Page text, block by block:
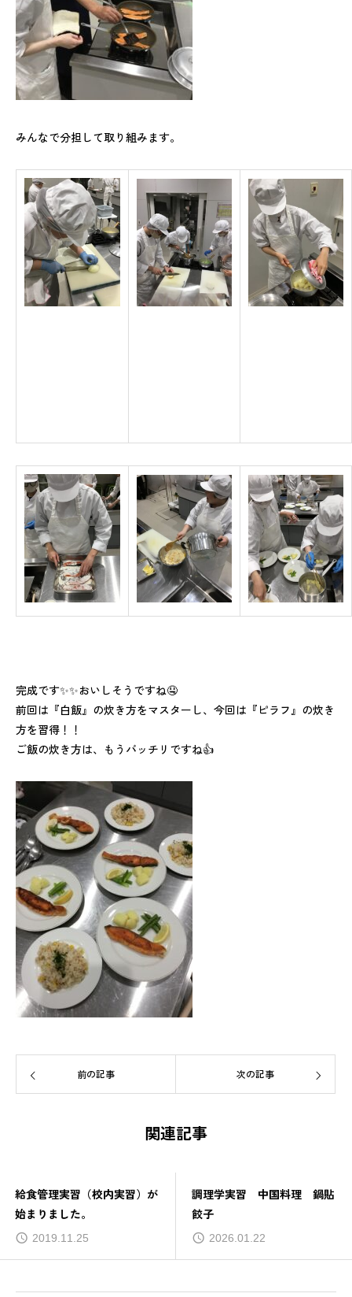
みんなで分担して取り組みます。
完成です✨✨おいしそうですね🤤
前回は『白飯』の炊き方をマスターし、今回は『ピラフ』の炊き
方を習得！！
ご飯の炊き方は、もうバッチリですね👍
前の記事 次の記事
関連記事
給食管理実習（校内実習）が
始まりました。
2019.11.25
調理学実習 中国料理 鍋貼
餃子
2026.01.22